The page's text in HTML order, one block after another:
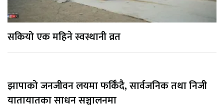
सकियो एक महिने स्वस्थानी व्रत
झापाको जनजीवन लयमा फर्किँदै, सार्वजनिक तथा निजी
यातायातका साधन सञ्चालनमा